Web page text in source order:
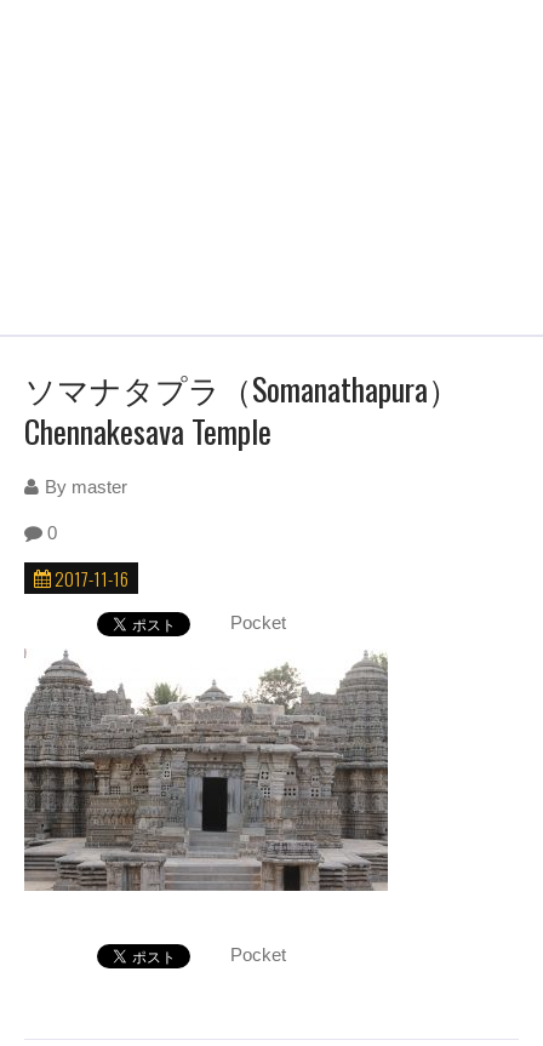
ソマナタプラ（Somanathapura）
Chennakesava Temple
By master
0
2017-11-16
Pocket
Pocket